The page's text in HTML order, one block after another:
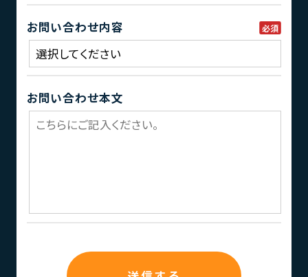
お問い合わせ内容 必須
お問い合わせ本文